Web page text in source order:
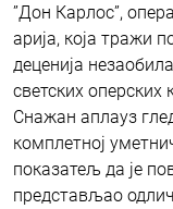
”Дон Карлос”,
арија, која тражи
деценија
светских оперских
Снажан аплауз
комплетној
показатељ да је
представљао